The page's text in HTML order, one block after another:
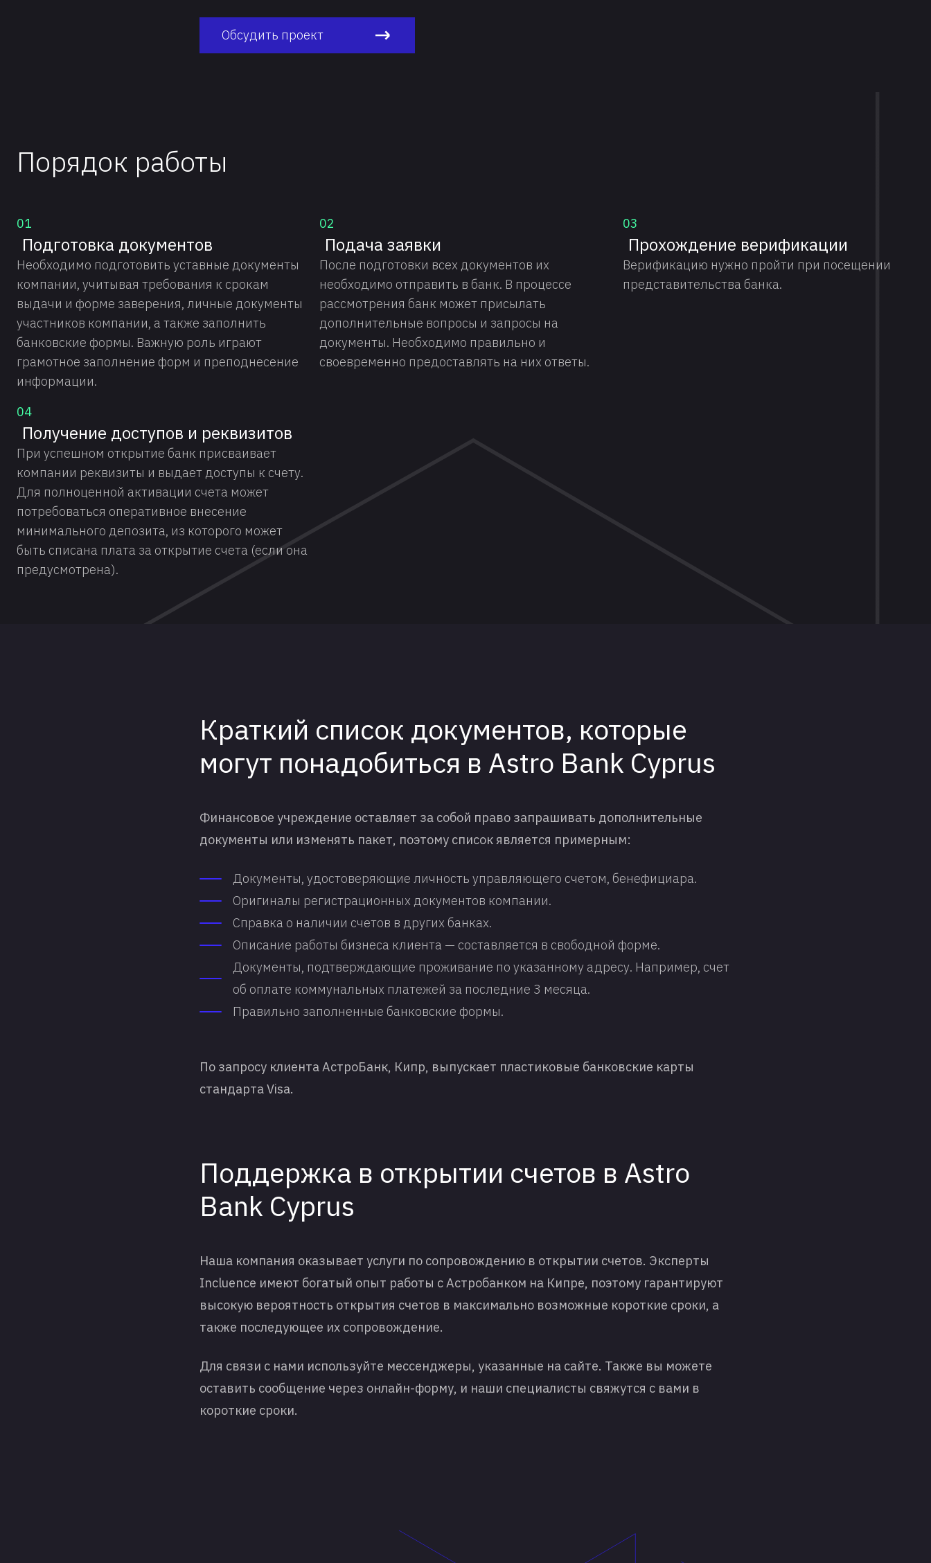
Обсудить проект
Порядок работы
01
Подготовка документов
Необходимо подготовить уставные документы
компании, учитывая требования к срокам
выдачи и форме заверения, личные документы
участников компании, а также заполнить
банковские формы. Важную роль играют
грамотное заполнение форм и преподнесение
информации.
02
Подача заявки
После подготовки всех документов их
необходимо отправить в банк. В процессе
рассмотрения банк может присылать
дополнительные вопросы и запросы на
документы. Необходимо правильно и
своевременно предоставлять на них ответы.
03
Прохождение верификации
Верификацию нужно пройти при посещении
представительства банка.
04
Получение доступов и реквизитов
При успешном открытие банк присваивает
компании реквизиты и выдает доступы к счету.
Для полноценной активации счета может
потребоваться оперативное внесение
минимального депозита, из которого может
быть списана плата за открытие счета (если она
предусмотрена).
Краткий список документов, которые
могут понадобиться в Astro Bank Cyprus
Финансовое учреждение оставляет за собой право запрашивать дополнительные
документы или изменять пакет, поэтому список является примерным:
Документы, удостоверяющие личность управляющего счетом, бенефициара.
Оригиналы регистрационных документов компании.
Справка о наличии счетов в других банках.
Описание работы бизнеса клиента — составляется в свободной форме.
Документы, подтверждающие проживание по указанному адресу. Например, счет
об оплате коммунальных платежей за последние 3 месяца.
Правильно заполненные банковские формы.
По запросу клиента АстроБанк, Кипр, выпускает пластиковые банковские карты
стандарта Visa.
Поддержка в открытии счетов в Astro
Bank Cyprus
Наша компания оказывает услуги по сопровождению в открытии счетов. Эксперты
Incluence имеют богатый опыт работы с Астробанком на Кипре, поэтому гарантируют
высокую вероятность открытия счетов в максимально возможные короткие сроки, а
также последующее их сопровождение.
Для связи с нами используйте мессенджеры, указанные на сайте. Также вы можете
оставить сообщение через онлайн-форму, и наши специалисты свяжутся с вами в
короткие сроки.